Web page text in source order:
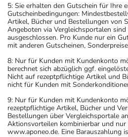
5: Sie erhalten den Gutschein für Ihre
Gutscheinbedingungen:
Artikel, Bücher und Bestellungen von
Angeboten via Vergleichsportalen
ausgeschlossen. Pro Kunde nur ein
mit anderen Gutscheinen,
8: Nur für Kunden mit Kundenkonto
berechnet sich abzüglich ggf.
Nicht auf rezeptpflichtige Artikel und
nicht für Kunden mit
9: Nur für Kunden mit Kundenkonto
rezeptpflichtige Artikel, Bücher und
Bestellungen über Vergleichsportale
Aktionsvorteilen kombinierbar und
www.aponeo.de. Eine Barauszahlung